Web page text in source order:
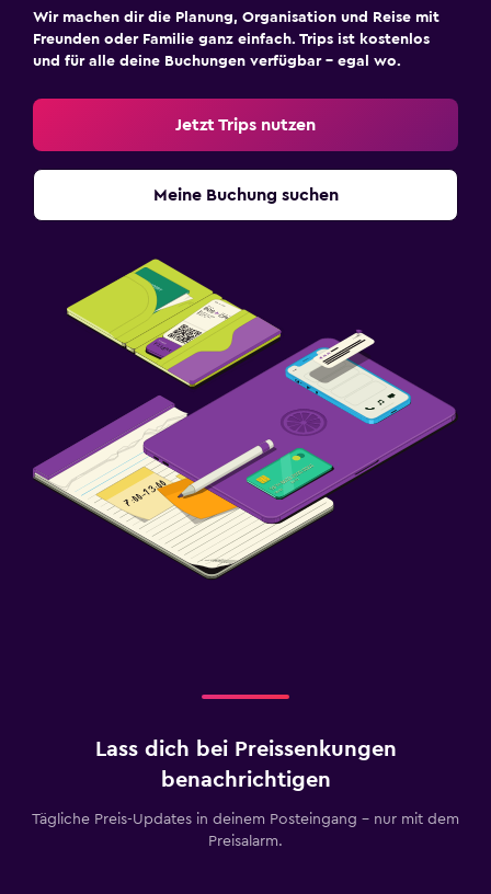
Wir machen dir die Planung, Organisation und Reise mit
Freunden oder Familie ganz einfach. Trips ist kostenlos
und für alle deine Buchungen verfügbar – egal wo.
Jetzt Trips nutzen
Meine Buchung suchen
Lass dich bei Preissenkungen
benachrichtigen
Tägliche Preis-Updates in deinem Posteingang – nur mit dem
Preisalarm.